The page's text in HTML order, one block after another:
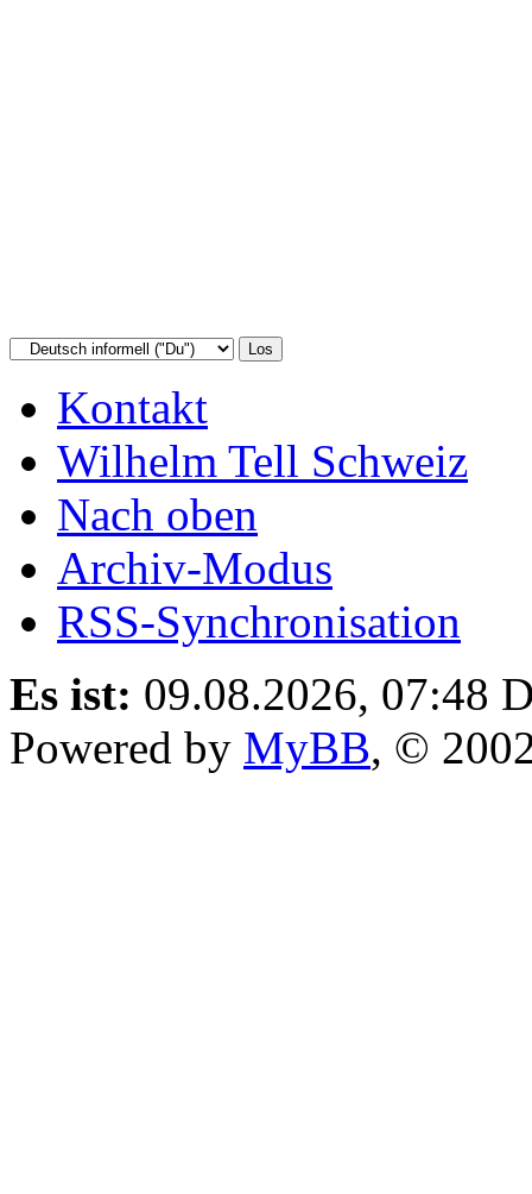
Kontakt
Wilhelm Tell Schweiz
Nach oben
Archiv-Modus
RSS-Synchronisation
Es ist: 09.08.2026, 07:48
Powered by MyBB, ©